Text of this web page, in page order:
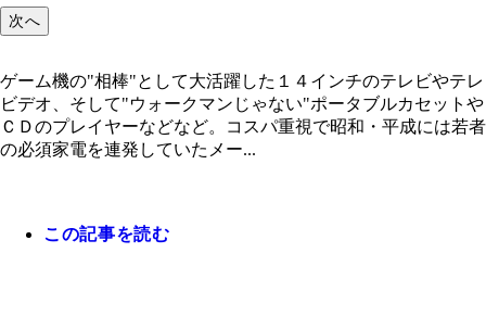
８月２４日に行なわれたａｉｗａの新製品発表会
スマホ、タブレット、スマートウォッチなど、近
番家電がまさかの２万円以下がメインの価格設定
して楽しめるのも魅力です！
ＳＤスロットも搭載です！
ＪＡ２－ＳＭＰ０６０１ １万６８００円 ３Ｄ
２枚同時に利用できるデュアルＳＩＭにも対応
次へ
ゲーム機の"相棒"として大活躍した１４インチのテレビやテレ
ビデオ、そして"ウォークマンじゃない"ポータブルカセットや
ＣＤのプレイヤーなどなど。コスパ重視で昭和・平成には若者
の必須家電を連発していたメー...
この記事を読む